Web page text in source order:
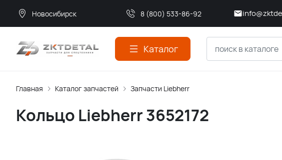
Новосибирск 8 (800) 533-86-92
Каталог
Главная Каталог запчастей Запчасти Liebherr
Кольцо Liebherr 3652172